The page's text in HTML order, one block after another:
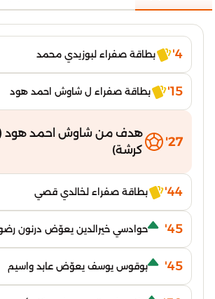
4' بطاقة صفراء لبوزيدي محمد
15' بطاقة صفراء ل شاوش احمد هود
27'
هدف من شاوش احمد هود
كرشة)
44' بطاقة صفراء لخالدي قصي
45' حوادسي خيرالدين يعوّض درنون
45' بوقوس يوسف يعوّض عابد واسيم